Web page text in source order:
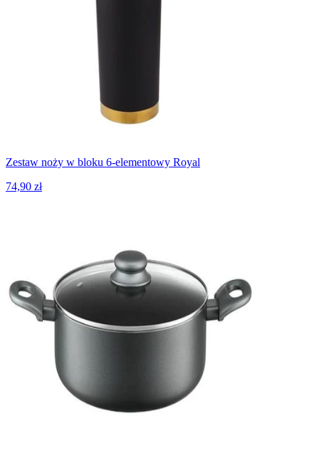
Zestaw noży w bloku 6-elementowy Royal
74,90 zł